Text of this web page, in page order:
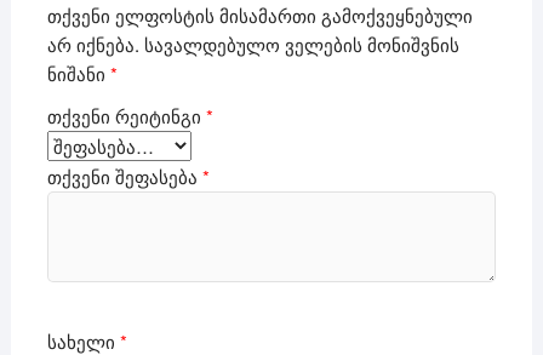
თქვენი ელფოსტის მისამართი გამოქვეყნებული
არ იქნება. სავალდებულო ველების მონიშვნის
ნიშანი *
თქვენი რეიტინგი *
თქვენი შეფასება *
სახელი *